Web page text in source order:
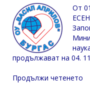
От
продължават на 04.
Продължи четенето